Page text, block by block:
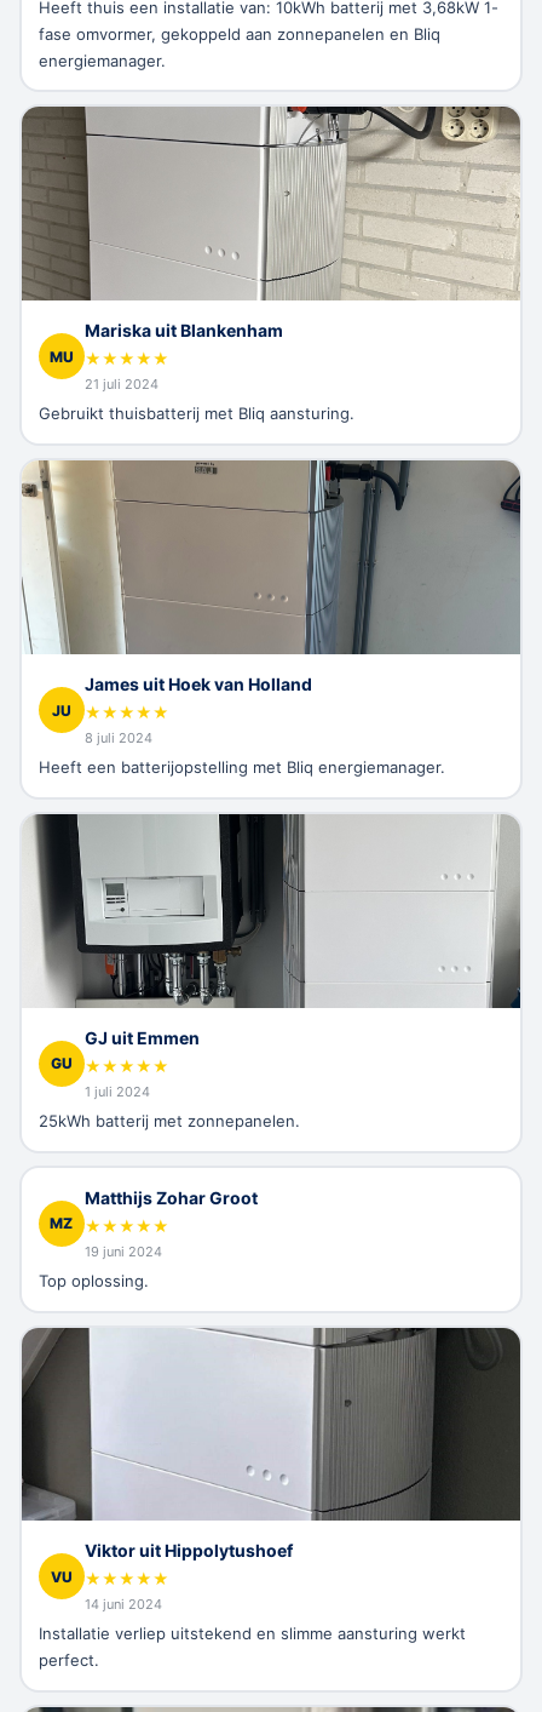
Heeft thuis een installatie van: 10kWh batterij met 3,68kW 1-
fase omvormer, gekoppeld aan zonnepanelen en Bliq
energiemanager.
MU
Mariska uit Blankenham
★★★★★
21 juli 2024
Gebruikt thuisbatterij met Bliq aansturing.
JU
James uit Hoek van Holland
★★★★★
8 juli 2024
Heeft een batterijopstelling met Bliq energiemanager.
GU
GJ uit Emmen
★★★★★
1 juli 2024
25kWh batterij met zonnepanelen.
MZ
Matthijs Zohar Groot
★★★★★
19 juni 2024
Top oplossing.
VU
Viktor uit Hippolytushoef
★★★★★
14 juni 2024
Installatie verliep uitstekend en slimme aansturing werkt
perfect.